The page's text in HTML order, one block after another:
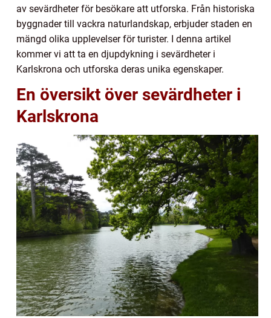
av sevärdheter för besökare att utforska. Från historiska
byggnader till vackra naturlandskap, erbjuder staden en
mängd olika upplevelser för turister. I denna artikel
kommer vi att ta en djupdykning i sevärdheter i
Karlskrona och utforska deras unika egenskaper.
En översikt över sevärdheter i
Karlskrona